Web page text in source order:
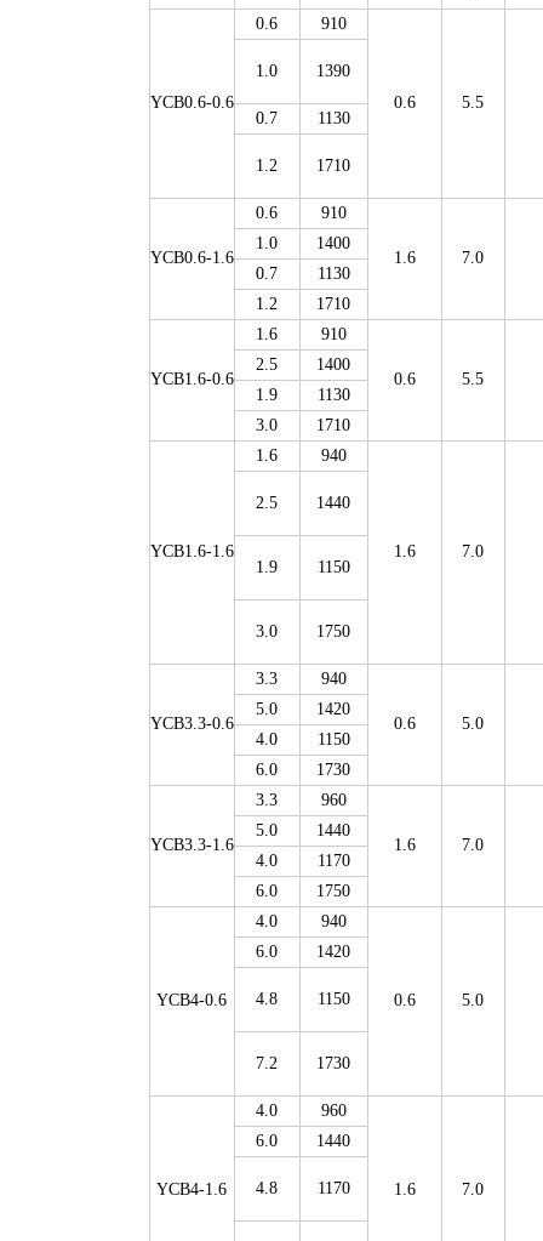
YCB0.6-0.6
0.6 910
0.6 5.5
1.0 1390
0.7 1130
1.2 1710
YCB0.6-1.6
0.6 910
1.6 7.0
1.0
1400
0.7
1130
1.2
1710
YCB1.6-0.6
1.6 910
0.6 5.5
2.5
1400
1.9
1130
3.0
1710
YCB1.6-1.6
1.6 940
1.6 7.0
2.5 1440
1.9 1150
3.0 1750
YCB3.3-0.6
3.3 940
0.6 5.0
5.0
1420
4.0
1150
6.0
1730
YCB3.3-1.6
3.3 960
1.6 7.0
5.0
1440
4.0
1170
6.0
1750
YCB4-0.6
4.0 940
0.6 5.0
6.0 1420
4.8 1150
7.2 1730
YCB4-1.6
4.0 960
1.6 7.0
6.0 1440
4.8 1170